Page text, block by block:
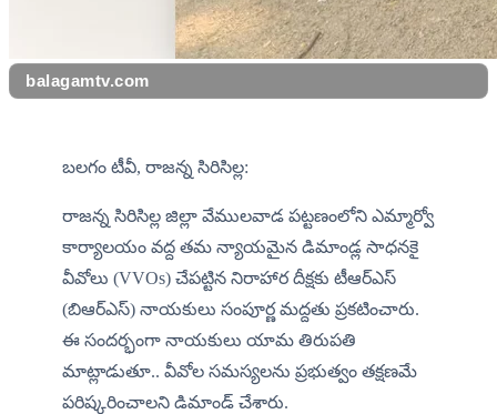
balagamtv.com
బలగం టీవీ, రాజన్న సిరిసిల్ల:
రాజన్న సిరిసిల్ల జిల్లా వేములవాడ పట్టణంలోని ఎమ్మార్వో
కార్యాలయం వద్ద తమ న్యాయమైన డిమాండ్ల సాధనకై
వీవోలు (VVOs) చేపట్టిన నిరాహార దీక్షకు టీఆర్ఎస్
(బిఆర్ఎస్) నాయకులు సంపూర్ణ మద్దతు ప్రకటించారు.
ఈ సందర్భంగా నాయకులు యామ తిరుపతి
మాట్లాడుతూ.. వీవోల సమస్యలను ప్రభుత్వం తక్షణమే
పరిష్కరించాలని డిమాండ్ చేశారు.